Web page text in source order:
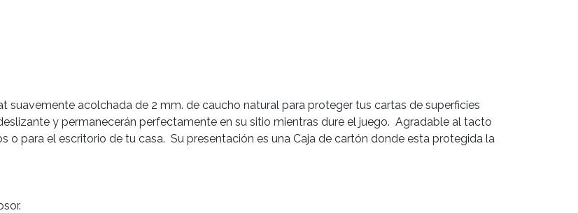
suavemente acolchada de 2 mm. de caucho natural para proteger tus cartas de superficies
y permanecerán perfectamente en su sitio mientras dure el juego. Agradable al tacto
o para el escritorio de tu casa. Su presentación es una Caja de cartón donde esta protegida la